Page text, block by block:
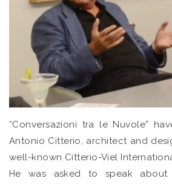
“Conversazioni tra le Nuvole”
Antonio Citterio, architect and
well-known Citterio-Viel
He was asked to speak about